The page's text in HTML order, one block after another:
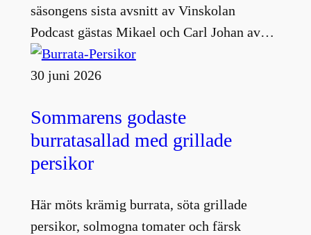
säsongens sista avsnitt av Vinskolan
Podcast gästas Mikael och Carl Johan av…
30 juni 2026
Sommarens godaste
burratasallad med grillade
persikor
Här möts krämig burrata, söta grillade
persikor, solmogna tomater och färsk